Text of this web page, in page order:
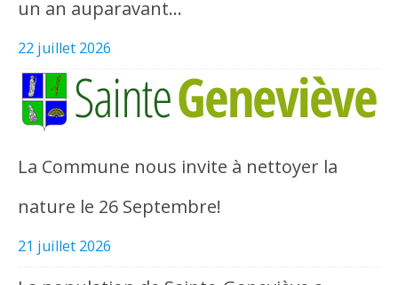
un an auparavant…
22 juillet 2026
La Commune nous invite à nettoyer la
nature le 26 Septembre!
21 juillet 2026